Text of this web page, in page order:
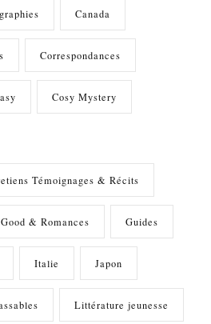
Canada
Correspondances
Cosy Mystery
Témoignages & Récits
& Romances Guides
Italie Japon
Littérature jeunesse